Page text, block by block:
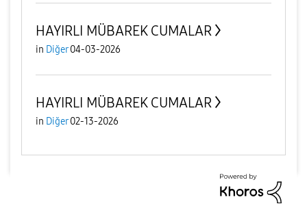
HAYIRLI MÜBAREK CUMALAR
in Diğer 04-03-2026
HAYIRLI MÜBAREK CUMALAR
in Diğer 02-13-2026